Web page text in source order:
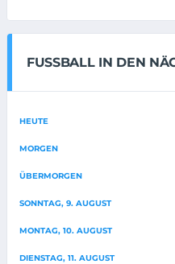
FUSSBALL IN DEN
HEUTE
MORGEN
ÜBERMORGEN
SONNTAG, 9. AUGUST
MONTAG, 10. AUGUST
DIENSTAG, 11. AUGUST